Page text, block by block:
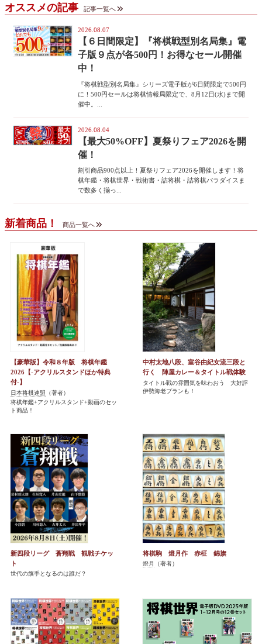
オススメの記事 記事一覧へ
2026.08.07
【６日間限定】『将棋戦型別名局集』電
子版９点が各500円！お得なセール開催
中！
『将棋戦型別名局集』シリーズ電子版が6日間限定で500円
に！500円セールは将棋情報局限定で、8月12日(水)まで開
催中。...
2026.08.04
【最大50%OFF】夏祭りフェア2026を開
催！
割引商品900点以上！夏祭りフェア2026を開催します！将
棋年鑑・将棋世界・戦術書・詰将棋・詰将棋パラダイスま
で数多く揃っ...
新着商品！ 商品一覧へ
【豪華版】令和８年版 将棋年鑑
2026【-アクリルスタンドほか特典
付-】
日本将棋連盟 （著者）
将棋年鑑+アクリルスタンド+動画のセッ
ト商品！
中村太地八段、室谷由紀女流三段と
行く 陣屋カレー＆タイトル戦体験
タイトル戦の雰囲気を味わおう 大好評
伊勢海老プランも！
新四段リーグ 蒼翔戦 観戦チケッ
ト
世代の旗手となるのは誰だ？
将棋駒 燈月作 赤柾 錦旗
燈月 （著者）